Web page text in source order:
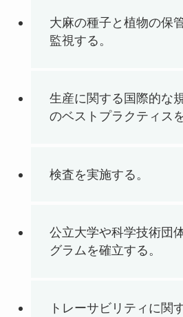
大麻の種子と植物の保
監視する。
生産に関する国際的な
のベストプラクティス
検査を実施する。
公立大学や科学技術団
グラムを確立する。
トレーサビリティに関